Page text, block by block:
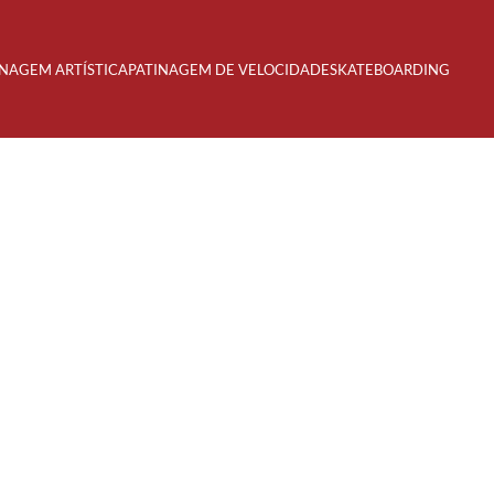
ARTÍSTICAPATINAGEM DE VELOCIDADESKATEBOARDING